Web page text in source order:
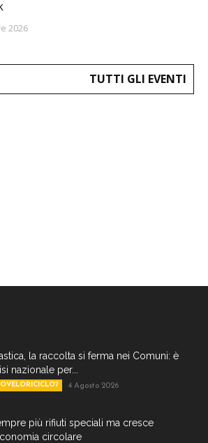
2026
TUTTI GLI EVENTI
la raccolta si ferma nei Comuni: è
nazionale per...
4 Agosto 2026
più rifiuti speciali ma cresce
circolare